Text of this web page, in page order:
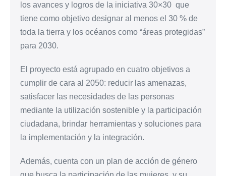
los avances y logros de la iniciativa 30×30 que
tiene como objetivo designar al menos el 30 % de
toda la tierra y los océanos como “áreas protegidas”
para 2030.
El proyecto está agrupado en cuatro objetivos a
cumplir de cara al 2050: reducir las amenazas,
satisfacer las necesidades de las personas
mediante la utilización sostenible y la participación
ciudadana, brindar herramientas y soluciones para
la implementación y la integración.
Además, cuenta con un plan de acción de género